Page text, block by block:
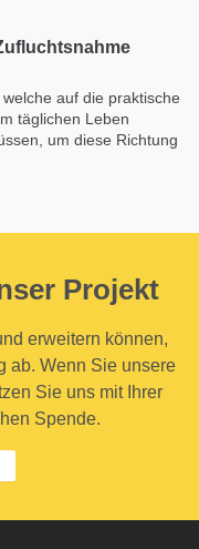
auf die praktische
täglichen Leben
um diese Richtung
Projekt
erweitern können,
ab. Wenn Sie unsere
Sie uns mit Ihrer
Spende.